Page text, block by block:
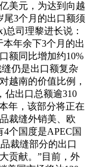
美元，为达到向越
尾3个月的出口额须
总司理黎进长说：
年余下3个月的出
额同比增加约10%
仍是出口额复杂
越南的价值比例，
佔出口总额逾310
年，该部分将正在
裁缝外销美、欧
个国度是APEC国
裁缝部分的出口
贡献。”目前，外